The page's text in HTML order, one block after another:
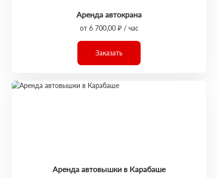
Аренда автокрана
от 6 700,00 ₽ / час
Заказать
Аренда автовышки в Карабаше